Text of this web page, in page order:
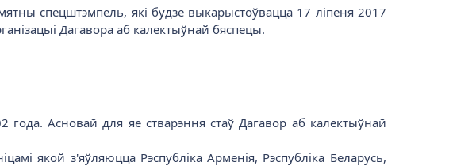
спецштэмпель, які будзе выкарыстоўвацца 17 ліпеня 2017
Дагавора аб калектыўнай бяспецы.
Асновай для яе стварэння стаў Дагавор аб калектыўнай
якой з'яўляюцца Рэспубліка Арменія, Рэспубліка Беларусь,